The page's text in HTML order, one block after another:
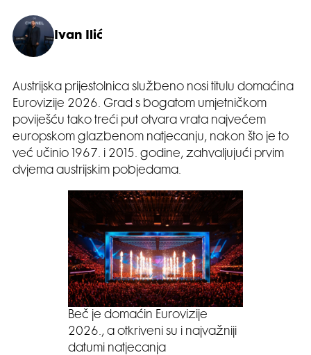
Ivan Ilić
Austrijska prijestolnica službeno nosi titulu domaćina
Eurovizije 2026. Grad s bogatom umjetničkom
poviješću tako treći put otvara vrata najvećem
europskom glazbenom natjecanju, nakon što je to
već učinio 1967. i 2015. godine, zahvaljujući prvim
dvjema austrijskim pobjedama.
Beč je domaćin Eurovizije
2026., a otkriveni su i najvažniji
datumi natjecanja